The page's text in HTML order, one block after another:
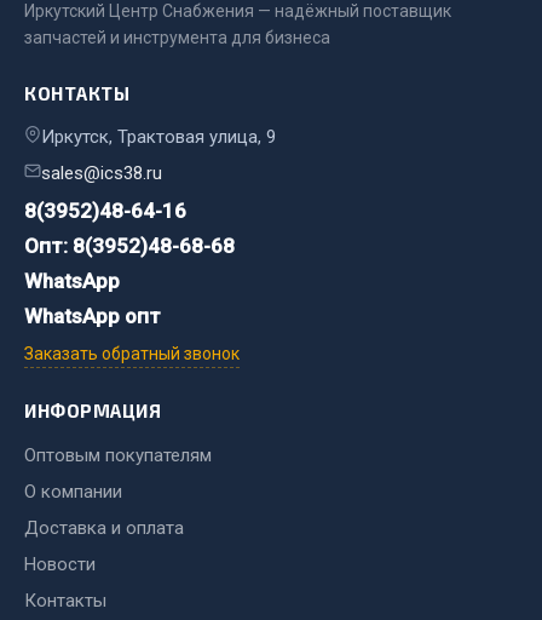
CUMMINS HAFFEN
Весь раздел
Стяжки, тросы, канаты
Стропы
Стяжки
Весь раздел
Иркутский Центр Снабжения — надёжный поставщик
запчастей и инструмента для бизнеса
КОНТАКТЫ
Иркутск, Трактовая улица, 9
sales@ics38.ru
8(3952)48-64-16
Опт: 8(3952)48-68-68
WhatsApp
WhatsApp опт
Заказать обратный звонок
ИНФОРМАЦИЯ
Оптовым покупателям
О компании
Доставка и оплата
Новости
Контакты